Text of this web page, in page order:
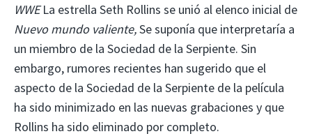
WWELa estrella Seth Rollins se unió al elenco inicial de
Nuevo mundo valiente,Se suponía que interpretaría a
un miembro de la Sociedad de la Serpiente. Sin
embargo, rumores recientes han sugerido que el
aspecto de la Sociedad de la Serpiente de la película
ha sido minimizado en las nuevas grabaciones y que
Rollins ha sido eliminado por completo.